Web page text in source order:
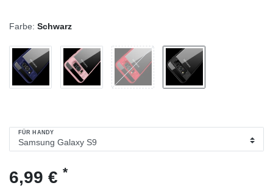
Farbe: Schwarz
FÜR HANDY
6,99 € *